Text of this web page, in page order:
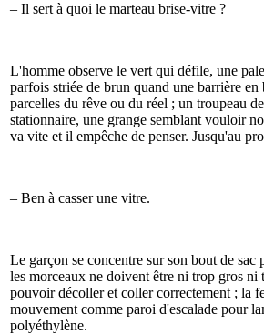
– Il sert à quoi le marteau brise-vitre ?
L'homme observe le vert qui défile, une
parfois striée de brun quand une barrière en
parcelles du rêve ou du réel ; un troupeau
stationnaire, une grange semblant vouloir
va vite et il empêche de penser. Jusqu'au
– Ben à casser une vitre.
Le garçon se concentre sur son bout de sac
les morceaux ne doivent être ni trop gros ni
pouvoir décoller et coller correctement ; la
mouvement comme paroi d'escalade pour
polyéthylène.